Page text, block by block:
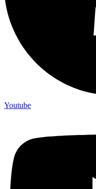
Youtube